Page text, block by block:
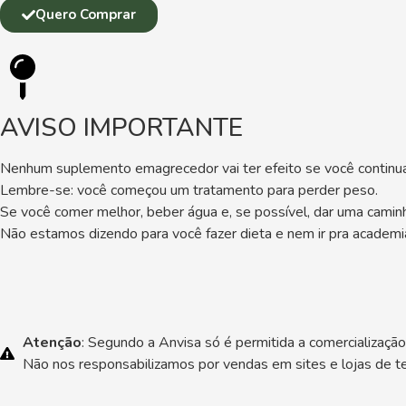
Quero Comprar
AVISO IMPORTANTE
Nenhum suplemento emagrecedor vai ter efeito se você
Lembre-se: você começou um tratamento para perder peso.
Se você comer melhor, beber água e, se possível, dar uma
Não estamos dizendo para você fazer dieta e nem ir pra
Atenção: Segundo a Anvisa só é permitida a
Não nos responsabilizamos por vendas em sites e lojas de